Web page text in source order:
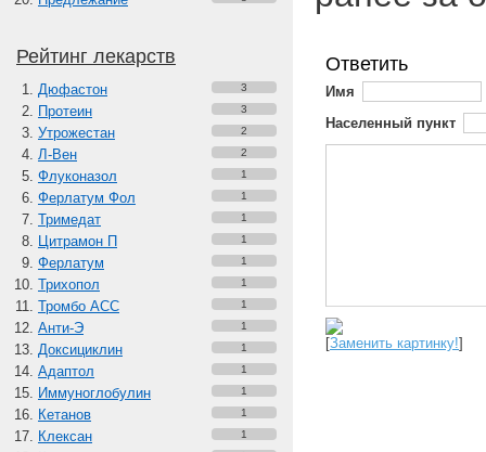
Рейтинг лекарств
Дюфастон 3
Протеин 3
Утрожестан 2
Л-Вен 2
Флуконазол 1
Ферлатум Фол 1
Тримедат 1
Цитрамон П 1
Ферлатум 1
Трихопол 1
Тромбо АСС 1
Анти-Э 1
Доксициклин 1
Адаптол 1
Иммуноглобулин 1
Кетанов 1
Клексан 1
Ответить
Имя
Населенный пункт
[Заменить картинку!]